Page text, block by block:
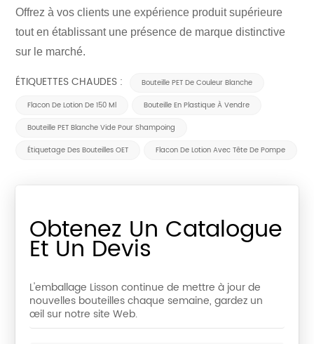
Offrez à vos clients une expérience produit supérieure
tout en établissant une présence de marque distinctive
sur le marché.
ÉTIQUETTES CHAUDES :
Bouteille PET De Couleur Blanche
Flacon De Lotion De 150 Ml
Bouteille En Plastique À Vendre
Bouteille PET Blanche Vide Pour Shampoing
Étiquetage Des Bouteilles OET
Flacon De Lotion Avec Tête De Pompe
Obtenez Un Catalogue
Et Un Devis
L'emballage Lisson continue de mettre à jour de
nouvelles bouteilles chaque semaine, gardez un
œil sur notre site Web.